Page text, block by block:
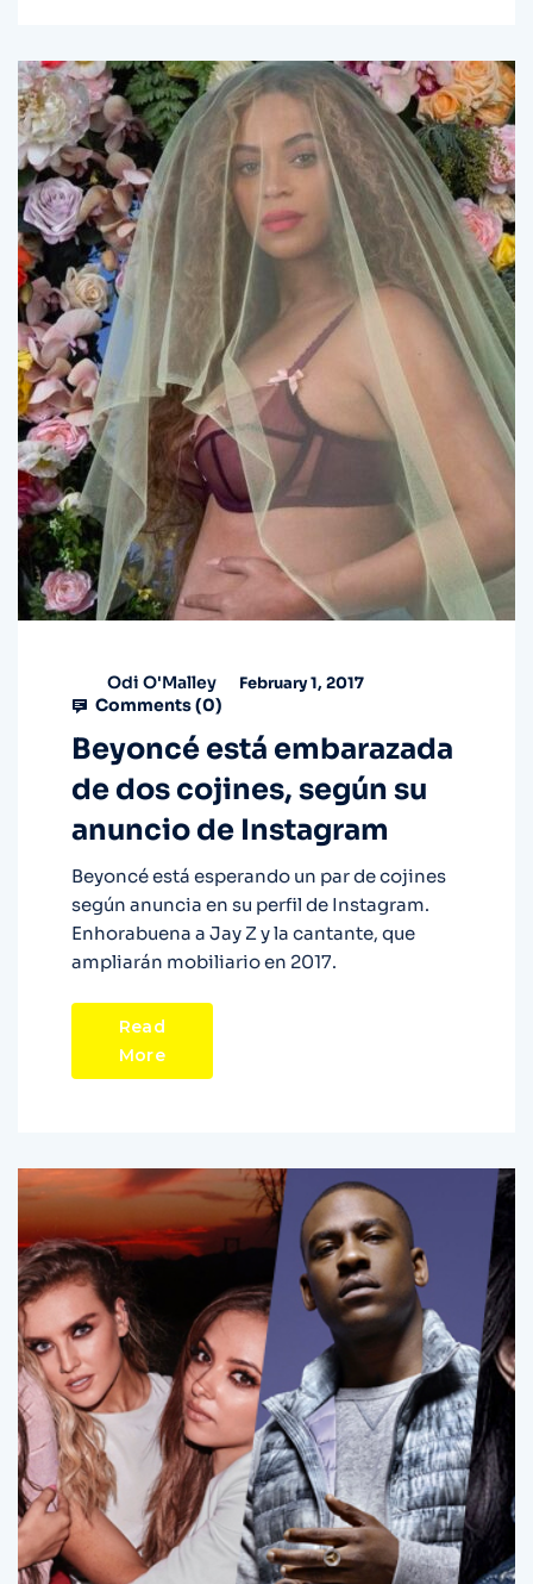
Odi O'Malley February 1, 2017
Comments (0)
Beyoncé está embarazada
de dos cojines, según su
anuncio de Instagram
Beyoncé está esperando un par de cojines
según anuncia en su perfil de Instagram.
Enhorabuena a Jay Z y la cantante, que
ampliarán mobiliario en 2017.
Read
More